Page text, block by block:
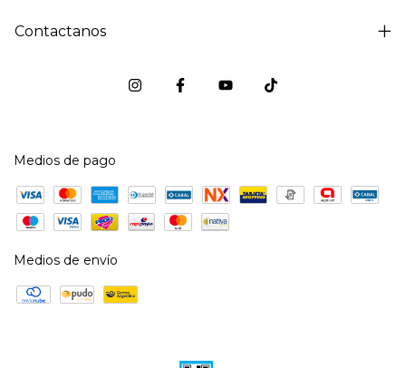
Contactanos
Medios de pago
Medios de envío